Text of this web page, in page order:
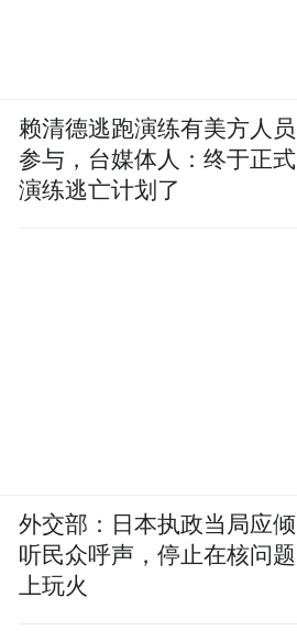
赖清德逃跑演练有美方人员
参与，台媒体人：终于正式
演练逃亡计划了
外交部：日本执政当局应倾
听民众呼声，停止在核问题
上玩火